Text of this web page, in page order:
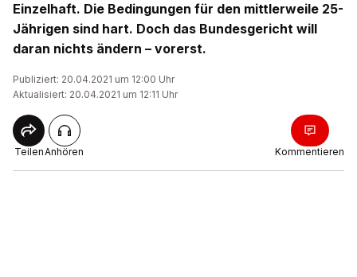
Einzelhaft. Die Bedingungen für den mittlerweile 25-
Jährigen sind hart. Doch das Bundesgericht will
daran nichts ändern – vorerst.
Publiziert: 20.04.2021 um 12:00 Uhr
Aktualisiert: 20.04.2021 um 12:11 Uhr
TeilenAnhören Kommentieren